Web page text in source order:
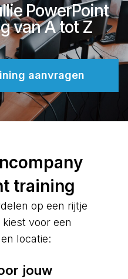
PowerPoint
van A tot Z
aanvragen
training
op een rijtje
voor een
locatie:
jouw